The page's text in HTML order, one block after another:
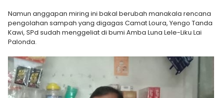
Namun anggapan miring ini bakal berubah manakala rencana
pengolahan sampah yang digagas Camat Loura, Yengo Tanda
Kawi, SPd sudah menggeliat di bumi Amba Luna Lele-Liku Lai
Palonda.